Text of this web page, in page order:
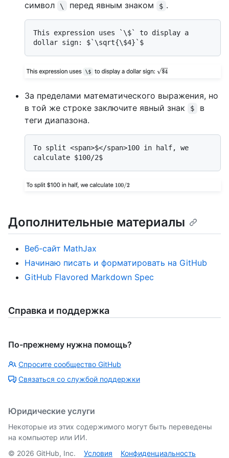
символ \ перед явным знаком $ .
This expression uses `\$` to display a
За пределами математического выражения, но
в той же строке заключите явный знак
$
в
теги диапазона.
To split <span>$</span>100 in half, we
Дополнительные материалы
Веб-сайт MathJax
Начинаю писать и форматировать на GitHub
GitHub Flavored Markdown Spec
Справка и поддержка
По-прежнему нужна помощь?
Спросите сообщество GitHub
Связаться со службой поддержки
Юридические услуги
Некоторые из этих содержимого могут быть переведены
на компьютер или ИИ.
© 2026 GitHub, Inc. Условия Конфиденциальность